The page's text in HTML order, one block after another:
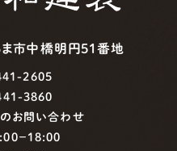
市中橋明円51番地
2605
3860
お問い合わせ